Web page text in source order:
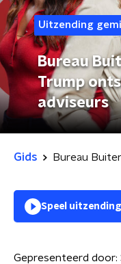
Uitzending
Bureau
Trump
adviseurs
Gids
Speel
Gepresenteerd door: